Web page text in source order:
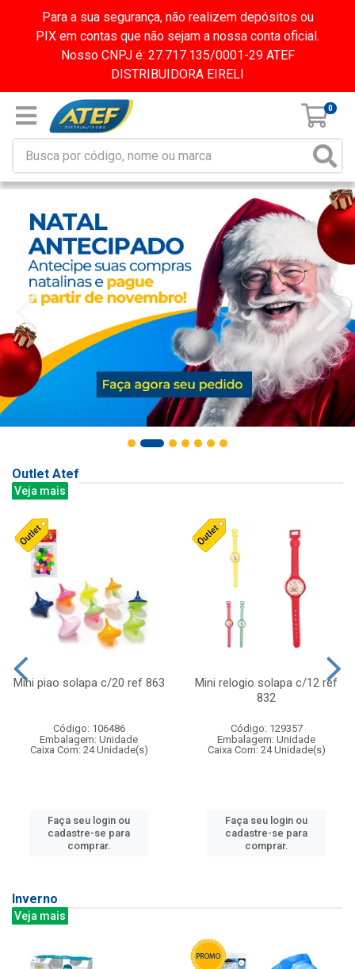
Para a sua segurança, não realizem depósitos ou
PIX em contas que não sejam a nossa conta oficial.
Nosso CNPJ é: 27.717.135/0001-29 ATEF
DISTRIBUIDORA EIRELI
0
Outlet Atef
Veja mais
Mini piao solapa c/20 ref 863
Código: 106486
Embalagem: Unidade
Caixa Com: 24 Unidade(s)
Faça seu login ou
cadastre-se para
comprar.
Mini relogio solapa c/12 ref
832
Código: 129357
Embalagem: Unidade
Caixa Com: 24 Unidade(s)
Faça seu login ou
cadastre-se para
comprar.
Inverno
Veja mais